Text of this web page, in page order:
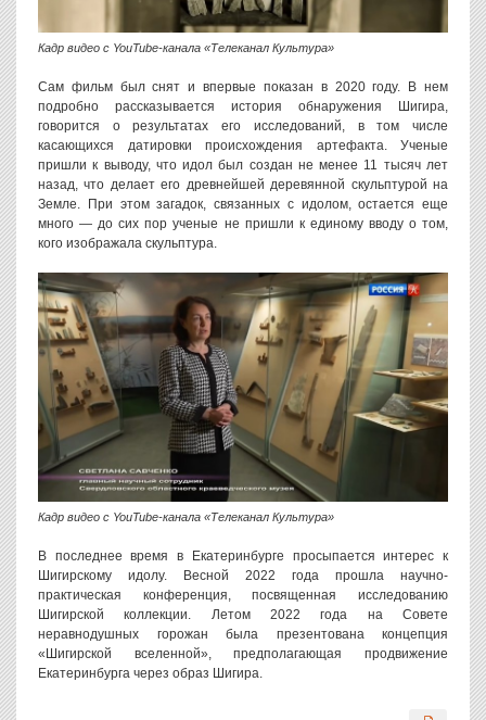
Кадр видео с YouTube-канала «Телеканал Культура»
Сам фильм был снят и впервые показан в 2020 году. В нем
подробно рассказывается история обнаружения Шигира,
говорится о результатах его исследований, в том числе
касающихся датировки происхождения артефакта. Ученые
пришли к выводу, что идол был создан не менее 11 тысяч лет
назад, что делает его древнейшей деревянной скульптурой на
Земле. При этом загадок, связанных с идолом, остается еще
много — до сих пор ученые не пришли к единому вводу о том,
кого изображала скульптура.
Кадр видео с YouTube-канала «Телеканал Культура»
В последнее время в Екатеринбурге просыпается интерес к
Шигирскому идолу. Весной 2022 года прошла научно-
практическая конференция, посвященная исследованию
Шигирской коллекции. Летом 2022 года на Совете
неравнодушных горожан была презентована концепция
«Шигирской вселенной», предполагающая продвижение
Екатеринбурга через образ Шигира.